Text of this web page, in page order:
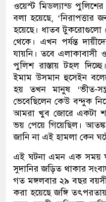
ওয়েস্ট মিডল্যান্ড
বলা হয়েছে, ‘নিরাপত্তার
হয়েছে। ধাতব টুকরোগুলো
থেকে। এখন পর্যন্ত
যায়নি। তবে এলাকাবাসী ও
পুলিশ রাস্তায় টহল
ইমাম উসমান হুসেইন
হয় তখন মানুষ ‘ভীত-
ভেবেছিলেন কেউ বন্দুক
আমরা খুব জোরে একটা
ভয় পেয়ে গিয়েছিল।
জানি না এই হামলা কেন
এই ঘটনা এমন এক সময়
সুদানির জড়িত থাকার
গত মঙ্গলবার ২৯ বছর
করা হয়েছে জঙ্গি